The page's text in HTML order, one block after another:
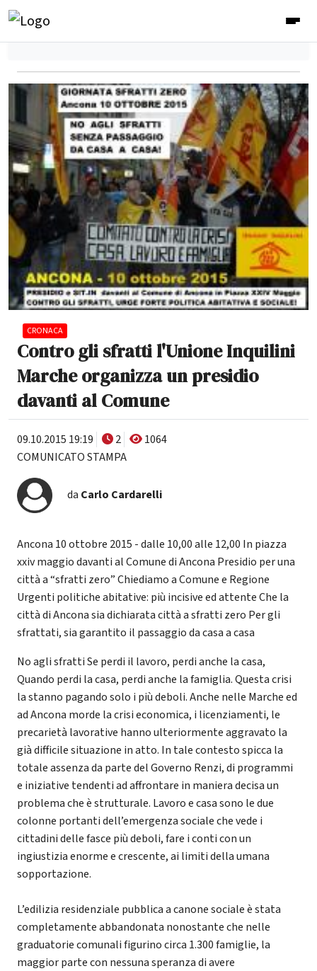
CRONACA
Contro gli sfratti l'Unione Inquilini
Marche organizza un presidio
davanti al Comune
09.10.2015 19:19 2
1064
COMUNICATO STAMPA
da Carlo Cardarelli
Ancona 10 ottobre 2015 - dalle 10,00 alle 12,00 In piazza
xxiv maggio davanti al Comune di Ancona Presidio per una
città a “sfratti zero” Chiediamo a Comune e Regione
Urgenti politiche abitative: più incisive ed attente Che la
città di Ancona sia dichiarata città a sfratti zero Per gli
sfrattati, sia garantito il passaggio da casa a casa
No agli sfratti Se perdi il lavoro, perdi anche la casa,
Quando perdi la casa, perdi anche la famiglia. Questa crisi
la stanno pagando solo i più deboli. Anche nelle Marche ed
ad Ancona morde la crisi economica, i licenziamenti, le
precarietà lavorative hanno ulteriormente aggravato la
già difficile situazione in atto. In tale contesto spicca la
totale assenza da parte del Governo Renzi, di programmi
e iniziative tendenti ad affrontare in maniera decisa un
problema che è strutturale. Lavoro e casa sono le due
colonne portanti dell’emergenza sociale che vede i
cittadini delle fasce più deboli, fare i conti con un
ingiustizia enorme e crescente, ai limiti della umana
sopportazione.
L’edilizia residenziale pubblica a canone sociale è stata
completamente abbandonata nonostante che nelle
graduatorie comunali figurino circa 1.300 famiglie, la
maggior parte con nessuna speranza di avere